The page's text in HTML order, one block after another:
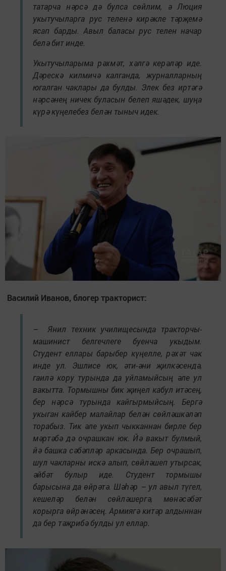
татарча нәрсә дә булса сөйлим, ә Люция
укытучыларга рус теленә кирәкле тәрҗемә
ясап барды. Авыл баласы рус телен начар
белә бит инде.
Укытучыларыма рәхмәт, хәлгә керәләр иде.
Дәрескә килмичә калганда, журналларның
югалган чаклары да булды. Элек без иртәгә
нәрсәнең ничек буласын белеп яшәдек, шуңа
күрә күңелебез белән тыныч идек.
Василий Иванов, блогер тракторист:
– Янил техник училищесында тракторчы-
машинист белгечлеге буенча укыдым.
Студент еллары барыбер күңелле, рәхәт чак
инде ул. Эшлисе юк, әти-әни җилкәсендә,
гаилә кору турында да уйламыйсың әле ул
вакытта. Тормышны бик җиңел кабул итәсең,
бер нәрсә турында кайгырмыйсың. Бергә
укыган кайбер малайлар белән сөйләшкәләп
торабыз. Тик әле укып чыкканнан бирле бер
мәртәбә дә очрашкан юк. Йә вакыт булмый,
йә башка сәбәпләр аркасында. Бер очрашып,
шул чакларны искә алып, сөйләшеп утырсак,
әйбәт булыр иде. Студент тормышы
барысына да өйрәтә. Шәһәр – ул авыл түгел,
кешеләр белән сөйләшергә, мөнәсәбәт
корырга өйрәнәсең. Армиягә китәр алдыннан
да бер тәҗрибә булды ул еллар.